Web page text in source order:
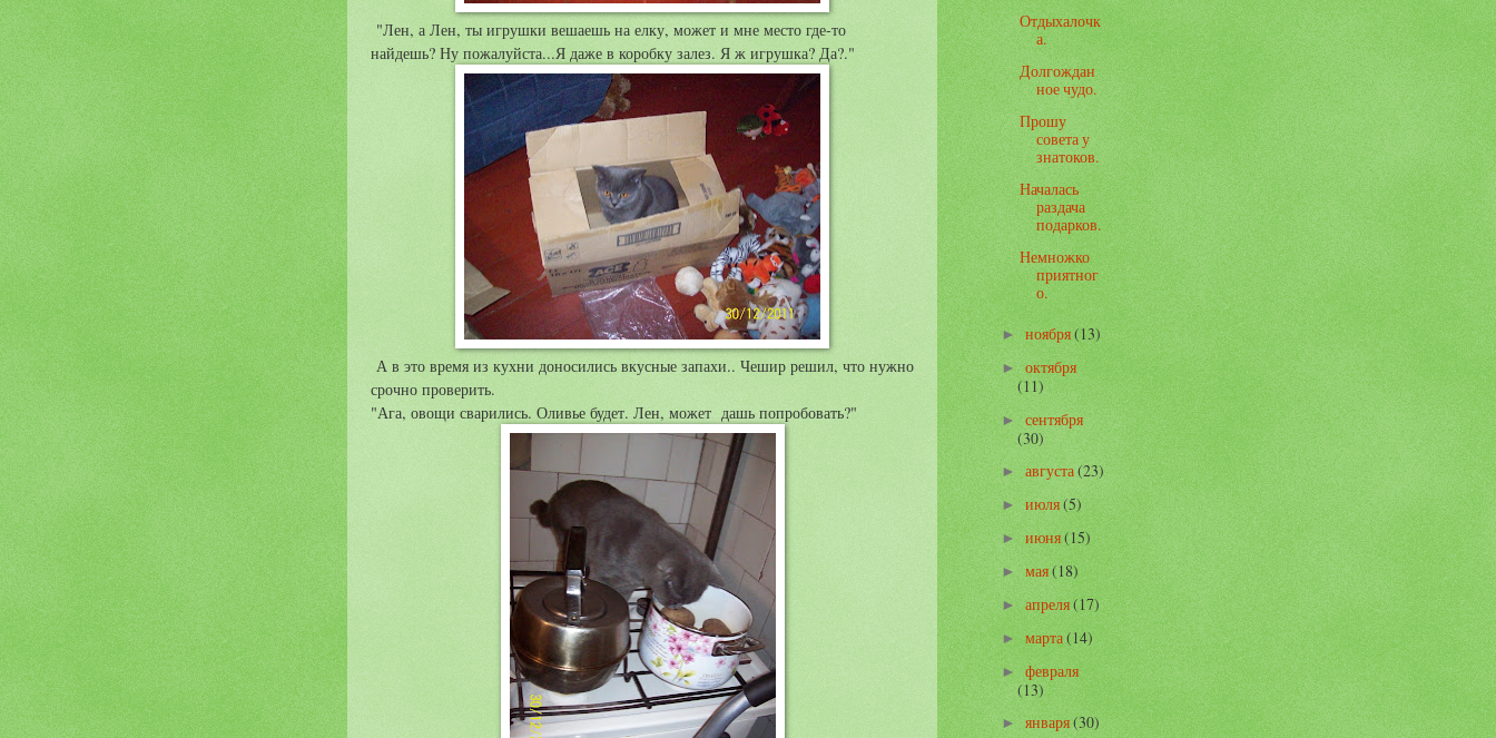
"Лен, а Лен, ты игрушки вешаешь на елку, может и мне место где-то
найдешь? Ну пожалуйста...Я даже в коробку залез. Я ж игрушка? Да?."
А в это время из кухни доносились вкусные запахи.. Чешир решил, что нужно
срочно проверить.
"Ага, овощи сварились. Оливье будет. Лен, может дашь попробовать?"
Отдыхалочк
а.
Долгождан
ное чудо.
Прошу
совета у
знатоков.
Началась
раздача
подарков.
Немножко
приятног
о.
►ноября(13)
►октября
(11)
►сентября
(30)
►августа(23)
►июля(5)
►июня(15)
►мая(18)
►апреля(17)
►марта(14)
►февраля
(13)
►января(30)